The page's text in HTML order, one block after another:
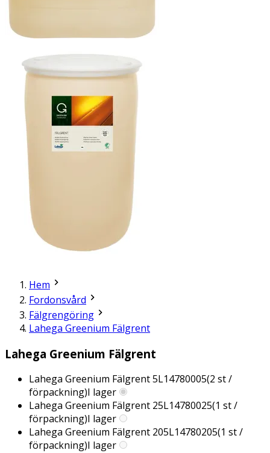
Hem
Fordonsvård
Fälgrengöring
Lahega Greenium Fälgrent
Lahega Greenium Fälgrent
Lahega Greenium Fälgrent 5L14780005(2 st /
förpackning)I lager
Lahega Greenium Fälgrent 25L14780025(1 st /
förpackning)I lager
Lahega Greenium Fälgrent 205L14780205(1 st /
förpackning)I lager